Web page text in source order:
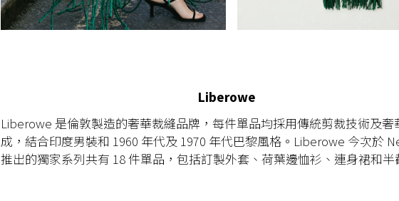
Liberowe
Liberowe 是倫敦製造的奢華裁縫品牌，每件單品均採用傳統剪裁技術及奢
成，結合印度男裝和 1960 年代及 1970 年代巴黎風格。Liberowe 今次於
推出的獨家系列共有 18 件單品，包括訂製外套、荷葉邊恤衫、連身裙和半